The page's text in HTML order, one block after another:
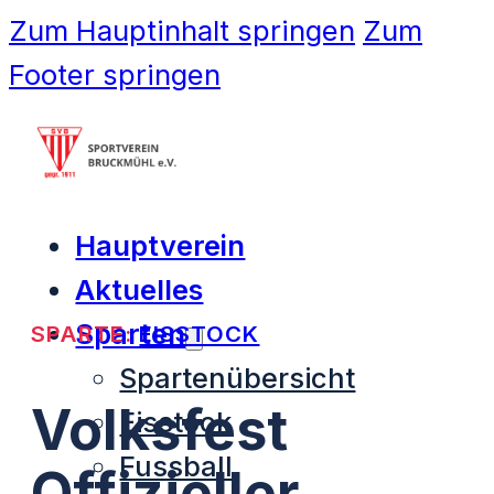
Zum Hauptinhalt springen Zum
Footer springen
Hauptverein
Aktuelles
Sparten
Spartenübersicht
Eisstock
Fussball
SPARTE:EISSTOCK
Volksfest